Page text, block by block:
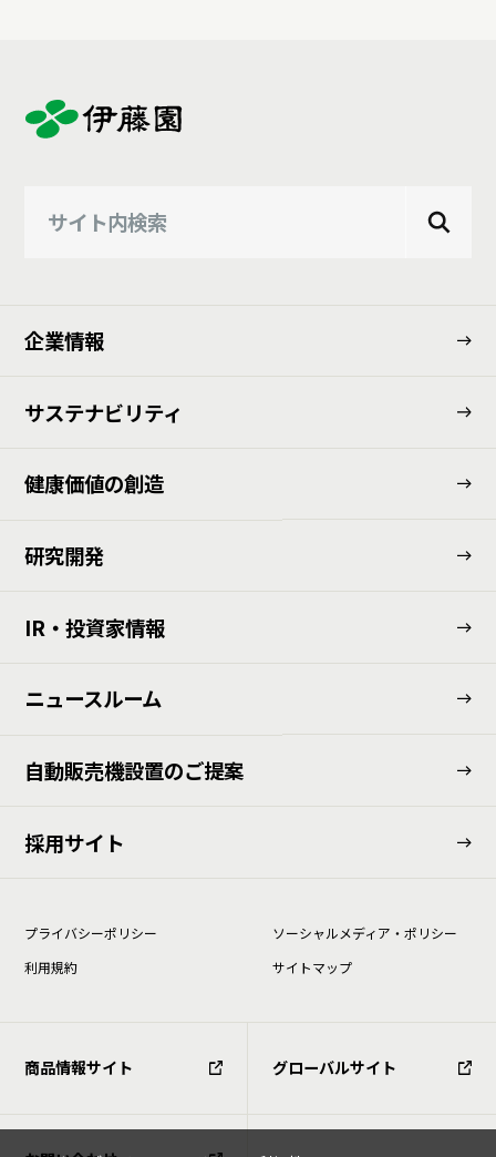
企業情報
サステナビリティ
健康価値の創造
研究開発
IR・投資家情報
ニュースルーム
⾃動販売機設置のご提案
採用サイト
プライバシーポリシー
ソーシャルメディア・ポリシー
利⽤規約
サイトマップ
商品情報サイト グローバルサイト